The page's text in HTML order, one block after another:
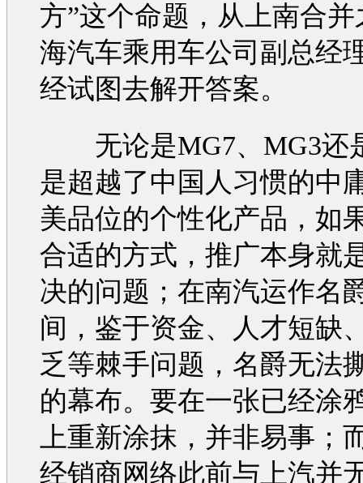
方”这个命题，从上南合
海汽车乘用车公司副总经
经试图去解开答案。
无论是MG7、 MG3还
是超越了中国人习惯的中
美品位的个性化产品，如
合适的方式，推广本身就
决的问题；在南汽运作名
间，鉴于资金、人才短缺
乏等棘手问题，名爵无法
的幕布。要在一张已经涂
上重新涂抹，并非易事；
经销商网络此前与上汽并